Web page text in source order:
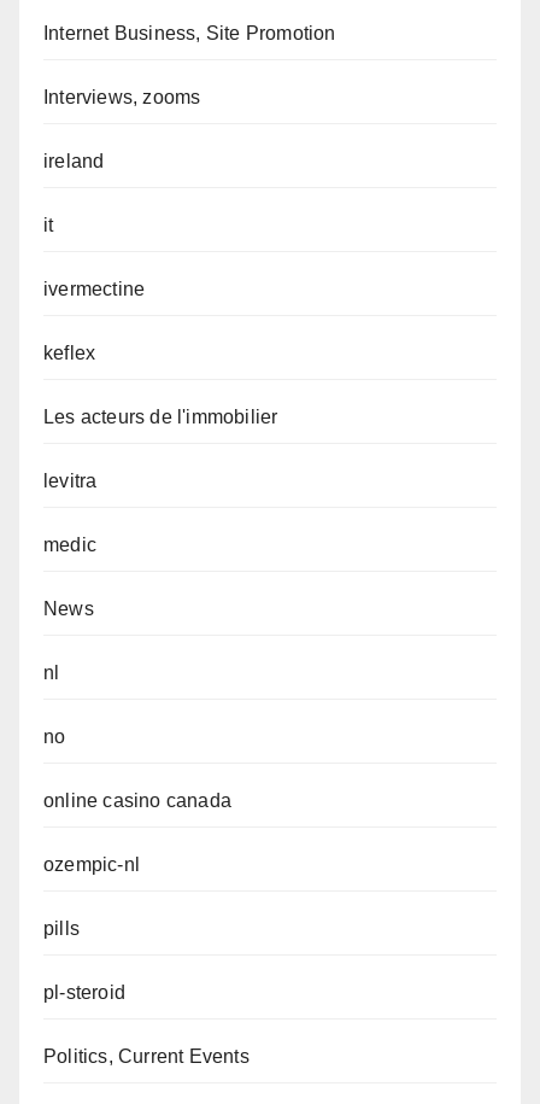
Internet Business, Site Promotion
Interviews, zooms
ireland
it
ivermectine
keflex
Les acteurs de l'immobilier
levitra
medic
News
nl
no
online casino canada
ozempic-nl
pills
pl-steroid
Politics, Current Events